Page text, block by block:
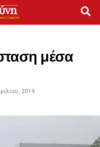
μέσα
2019